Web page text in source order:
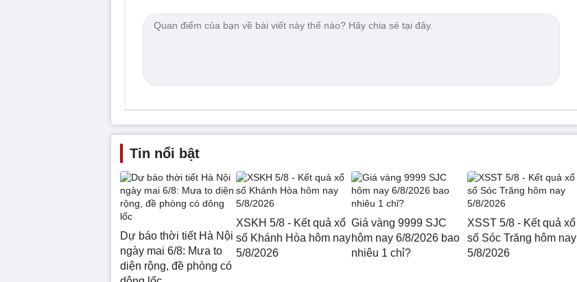
Tin nổi bật
Dự báo thời tiết Hà Nội
ngày mai 6/8: Mưa to
diện rộng, đề phòng có
XSKH 5/8 - Kết quả xổ
số Khánh Hòa hôm nay
5/8/2026
Giá vàng 9999 SJC
hôm nay 6/8/2026 bao
nhiêu 1 chỉ?
XSST 5/8 - Kết quả xổ
số Sóc Trăng hôm nay
5/8/2026